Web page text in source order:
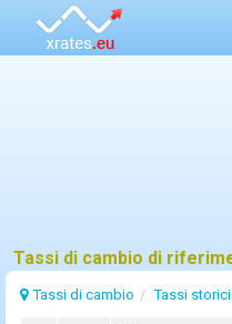
Tassi di cambio Tassi storici